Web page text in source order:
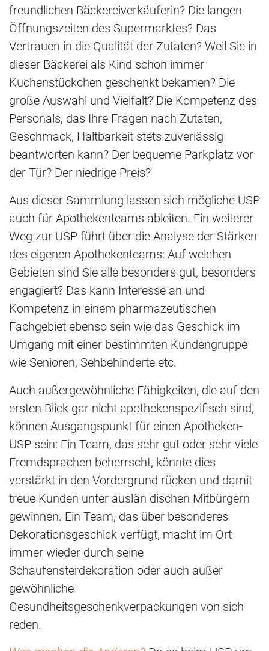
freundlichen Bäckereiverkäuferin? Die langen
Öffnungszeiten des Supermarktes? Das
Vertrauen in die Qualität der Zutaten? Weil Sie in
dieser Bäckerei als Kind schon immer
Kuchenstückchen geschenkt bekamen? Die
große Auswahl und Vielfalt? Die Kompetenz des
Personals, das Ihre Fragen nach Zutaten,
Geschmack, Haltbarkeit stets zuverlässig
beantworten kann? Der bequeme Parkplatz vor
der Tür? Der niedrige Preis?
Aus dieser Sammlung lassen sich mögliche USP
auch für Apothekenteams ableiten. Ein weiterer
Weg zur USP führt über die Analyse der Stärken
des eigenen Apothekenteams: Auf welchen
Gebieten sind Sie alle besonders gut, besonders
engagiert? Das kann Interesse an und
Kompetenz in einem pharmazeutischen
Fachgebiet ebenso sein wie das Geschick im
Umgang mit einer bestimmten Kundengruppe
wie Senioren, Sehbehinderte etc.
Auch außergewöhnliche Fähigkeiten, die auf den
ersten Blick gar nicht apothekenspezifisch sind,
können Ausgangspunkt für einen Apotheken-
USP sein: Ein Team, das sehr gut oder sehr viele
Fremdsprachen beherrscht, könnte dies
verstärkt in den Vordergrund rücken und damit
treue Kunden unter auslän dischen Mitbürgern
gewinnen. Ein Team, das über besonderes
Dekorationsgeschick verfügt, macht im Ort
immer wieder durch seine
Schaufensterdekoration oder auch außer
gewöhnliche
Gesundheitsgeschenkverpackungen von sich
reden.